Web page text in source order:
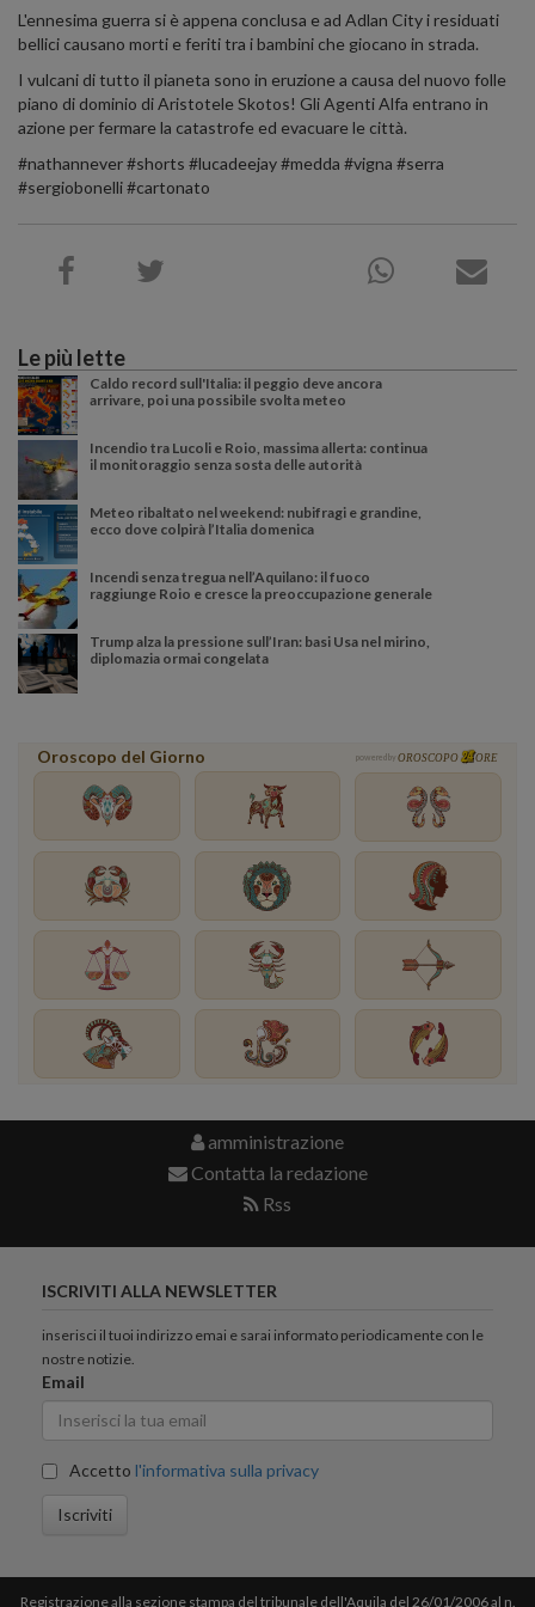
L'ennesima guerra si è appena conclusa e ad Adlan City i residuati
bellici causano morti e feriti tra i bambini che giocano in strada.
I vulcani di tutto il pianeta sono in eruzione a causa del nuovo folle
piano di dominio di Aristotele Skotos! Gli Agenti Alfa entrano in
azione per fermare la catastrofe ed evacuare le città.
#nathannever #shorts #lucadeejay #medda #vigna #serra
#sergiobonelli #cartonato
Le più lette
Caldo record sull'Italia: il peggio deve ancora
arrivare, poi una possibile svolta meteo
Incendio tra Lucoli e Roio, massima allerta: continua
il monitoraggio senza sosta delle autorità
Meteo ribaltato nel weekend: nubifragi e grandine,
ecco dove colpirà l’Italia domenica
Incendi senza tregua nell’Aquilano: il fuoco
raggiunge Roio e cresce la preoccupazione generale
Trump alza la pressione sull’Iran: basi Usa nel mirino,
diplomazia ormai congelata
Oroscopo del Giorno powered by OROSCOPO ORE
amministrazione
Contatta la redazione
Rss
ISCRIVITI ALLA NEWSLETTER
inserisci il tuoi indirizzo emai e sarai informato periodicamente con le
nostre notizie.
Email
Accetto l'informativa sulla privacy
Iscriviti
Registrazione alla sezione stampa del tribunale dell'Aquila del 26/01/2006 al n.